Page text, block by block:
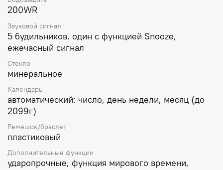
200WR
Звуковой сигнал
5 будильников, один с функцией Snooze,
ежечасный сигнал
Стекло
минеральное
Календарь
автоматический: число, день недели, месяц (до
2099г)
Ремешок/браслет
пластиковый
Дополнительные функции
ударопрочные, функция мирового времени,